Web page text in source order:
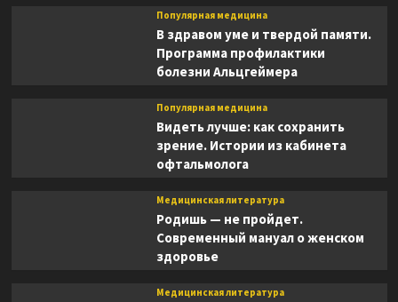
Популярная медицина
В здравом уме и твердой памяти.
Программа профилактики
болезни Альцгеймера
Популярная медицина
Видеть лучше: как сохранить
зрение. Истории из кабинета
офтальмолога
Медицинская литература
Родишь — не пройдет.
Современный мануал о женском
здоровье
Медицинская литература